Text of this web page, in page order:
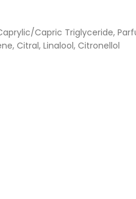
Capric Triglyceride,
Citral, Linalool, Citronellol